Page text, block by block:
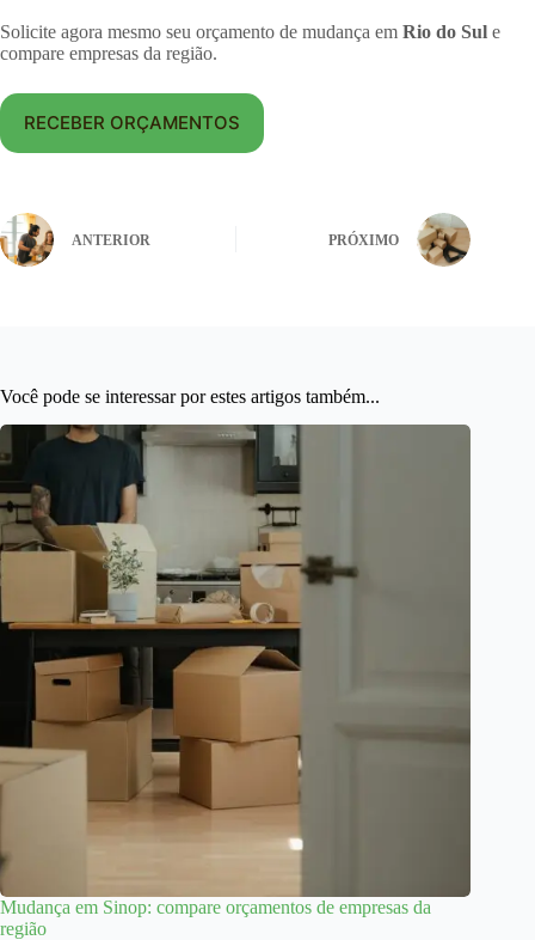
Solicite agora mesmo seu orçamento de mudança em Rio do Sul e
compare empresas da região.
RECEBER ORÇAMENTOS
ANTERIOR PRÓXIMO
Você pode se interessar por estes artigos também...
Mudança em Sinop: compare orçamentos de empresas da
região